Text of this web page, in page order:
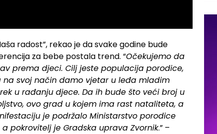
radost”, rekao je da svake godine bude
za bebe postala trend. “Očekujemo da
prema djeci. Cilj jeste populacija porodice,
svoj način damo vjetar u leđa mladim
u rađanju djece. Da ih bude što veći broj u
ovo grad u kojem ima rast nataliteta, a
je podržalo Ministarstvo porodice
pokrovitelj je Gradska uprava Zvornik.” –